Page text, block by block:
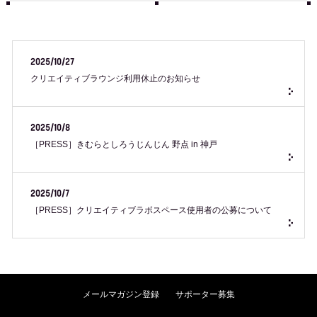
2025/10/27
クリエイティブラウンジ利用休止のお知らせ
2025/10/8
［PRESS］きむらとしろうじんじん 野点 in 神戸
2025/10/7
［PRESS］クリエイティブラボスペース使用者の公募について
メールマガジン登録 サポーター募集